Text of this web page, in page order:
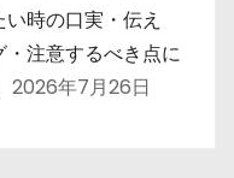
時の口実・伝え
注意するべき点に
2026年7月26日